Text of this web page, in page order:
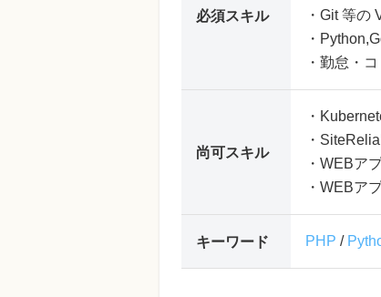
必須スキル
・Git 等の
・
・勤怠・
尚可スキル
・
・
・WEBア
・WEBア
キーワード PHP /